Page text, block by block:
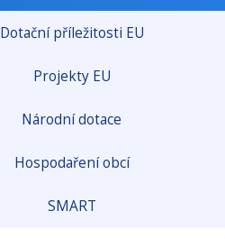
Dotační příležitosti EU
Projekty EU
Národní dotace
Hospodaření obcí
SMART